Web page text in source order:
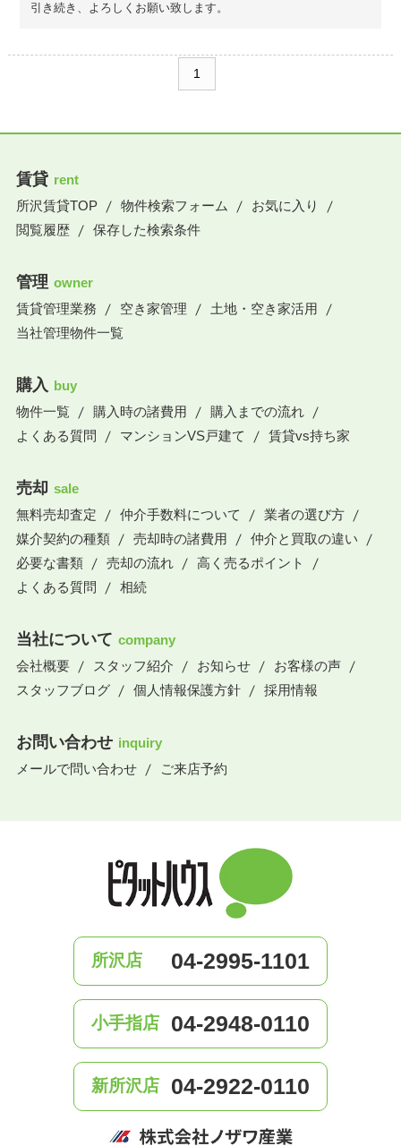
引き続き、よろしくお願い致します。
1
賃貸 rent
所沢賃貸TOP
物件検索フォーム
お気に入り
閲覧履歴
保存した検索条件
管理 owner
賃貸管理業務
空き家管理
土地・空き家活用
当社管理物件一覧
購入 buy
物件一覧
購入時の諸費用
購入までの流れ
よくある質問
マンションVS戸建て 賃貸vs持ち家
売却 sale
無料売却査定
仲介手数料について
業者の選び方
媒介契約の種類
売却時の諸費用
仲介と買取の違い
必要な書類
売却の流れ
高く売るポイント
よくある質問
相続
当社について company
会社概要
スタッフ紹介 お知らせ
お客様の声
スタッフブログ
個人情報保護方針 採用情報
お問い合わせ inquiry
メールで問い合わせ
ご来店予約
所沢店 04-2995-1101
小手指店 04-2948-0110
新所沢店 04-2922-0110